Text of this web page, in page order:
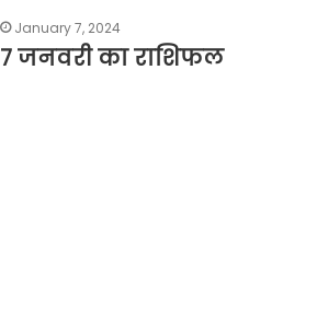
January 7, 2024
7 जनवरी का राशिफल